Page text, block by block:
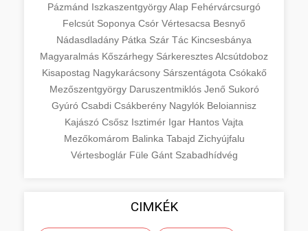
Pázmánd IszkaszentgyörgyAlap Fehérvárcsurgó
Felcsút Soponya Csór Vértesacsa Besnyő
Nádasdladány Pátka Szár Tác Kincsesbánya
Magyaralmás Kőszárhegy SárkeresztesAlcsútdoboz
Kisapostag Nagykarácsony Sárszentágota Csókakő
Mezőszentgyörgy Daruszentmiklós Jenő Sukoró
Gyúró Csabdi Csákberény Nagylók Beloiannisz
Kajászó Csősz Isztimér Igar Hantos Vajta
Mezőkomárom Balinka Tabajd Zichyújfalu
Vértesboglár Füle Gánt Szabadhídvég
CIMKÉK